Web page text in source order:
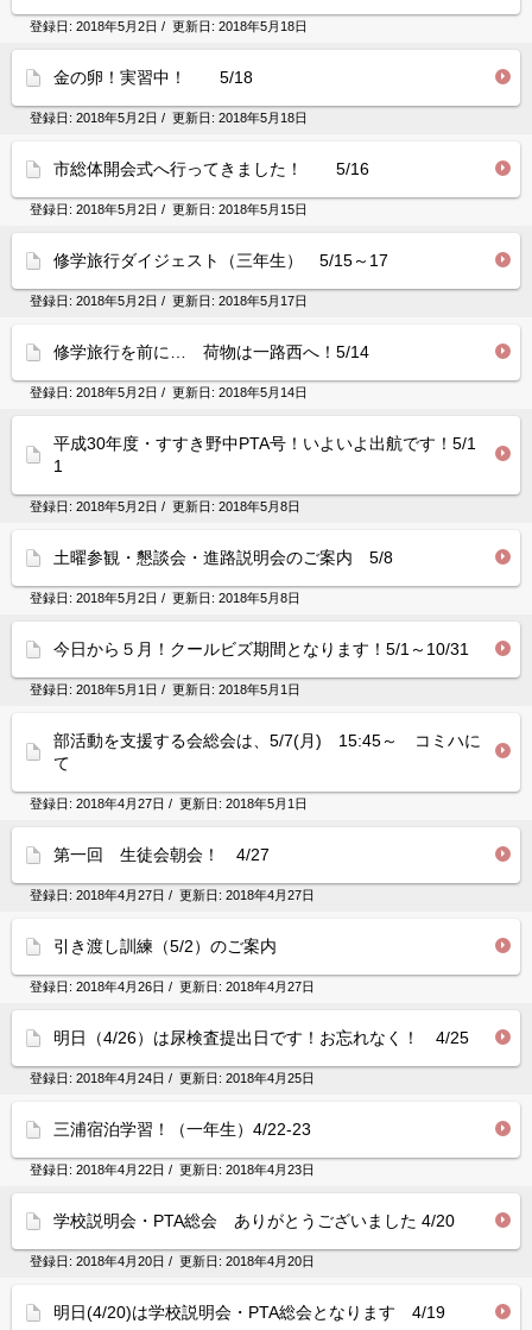
登録日: 2018年5月2日 / 更新日: 2018年5月18日
金の卵！実習中！ 5/18
登録日: 2018年5月2日 / 更新日: 2018年5月18日
市総体開会式へ行ってきました！ 5/16
登録日: 2018年5月2日 / 更新日: 2018年5月15日
修学旅行ダイジェスト（三年生） 5/15～17
登録日: 2018年5月2日 / 更新日: 2018年5月17日
修学旅行を前に… 荷物は一路西へ！5/14
登録日: 2018年5月2日 / 更新日: 2018年5月14日
平成30年度・すすき野中PTA号！いよいよ出航です！5/1
1
登録日: 2018年5月2日 / 更新日: 2018年5月8日
土曜参観・懇談会・進路説明会のご案内 5/8
登録日: 2018年5月2日 / 更新日: 2018年5月8日
今日から５月！クールビズ期間となります！5/1～10/31
登録日: 2018年5月1日 / 更新日: 2018年5月1日
部活動を支援する会総会は、5/7(月) 15:45～ コミハに
て
登録日: 2018年4月27日 / 更新日: 2018年5月1日
第一回 生徒会朝会！ 4/27
登録日: 2018年4月27日 / 更新日: 2018年4月27日
引き渡し訓練（5/2）のご案内
登録日: 2018年4月26日 / 更新日: 2018年4月27日
明日（4/26）は尿検査提出日です！お忘れなく！ 4/25
登録日: 2018年4月24日 / 更新日: 2018年4月25日
三浦宿泊学習！（一年生）4/22-23
登録日: 2018年4月22日 / 更新日: 2018年4月23日
学校説明会・PTA総会 ありがとうございました 4/20
登録日: 2018年4月20日 / 更新日: 2018年4月20日
明日(4/20)は学校説明会・PTA総会となります 4/19